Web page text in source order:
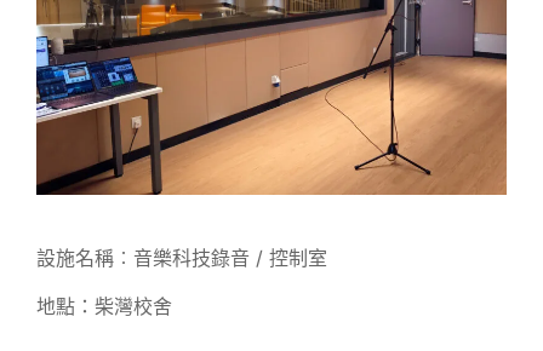
設施名稱︰音樂科技錄音 / 控制室
地點：柴灣校舍